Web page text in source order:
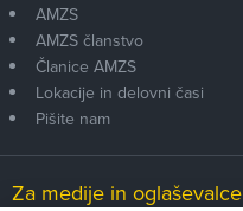
AMZS
AMZS članstvo
Članice AMZS
Lokacije in delovni časi
Pišite nam
Za medije in oglaševalce